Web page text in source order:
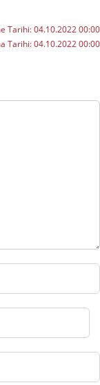
Tarihi:04.10.2022 00:00
Tarihi:04.10.2022 00:00